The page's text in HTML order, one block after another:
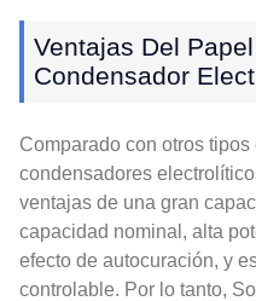
Ventajas Del
Condensador
Comparado con otros
condensadores
ventajas de una gran
capacidad nominal, alta
efecto de autocuración, y
controlable. Por lo tanto,